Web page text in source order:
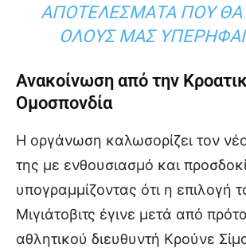
ΑΠΟΤΕΛΈΣΜΑΤΑ ΠΟΥ
ΌΛΟΥΣ ΜΑΣ
Ανακοίνωση από την
Ομοσπονδία
Η οργάνωση καλωσορίζει τον
της με ενθουσιασμό και
υπογραμμίζοντας ότι η επιλογή
Μιγιάτοβιτς έγινε μετά από
αθλητικού διευθυντή Κρούνε